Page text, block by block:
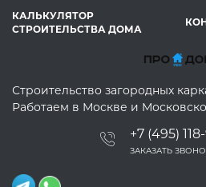
КАЛЬКУЛЯТОР
СТРОИТЕЛЬСТВА ДОМА
Строительство загородных
Работаем в Москве и
+7 (495)
ЗАКАЗАТЬ